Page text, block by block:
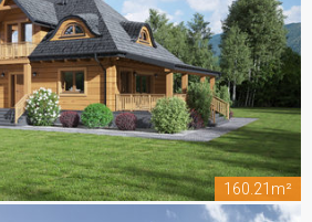
160.21m²